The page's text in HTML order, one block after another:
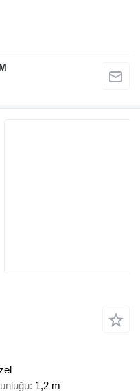
1,2 m